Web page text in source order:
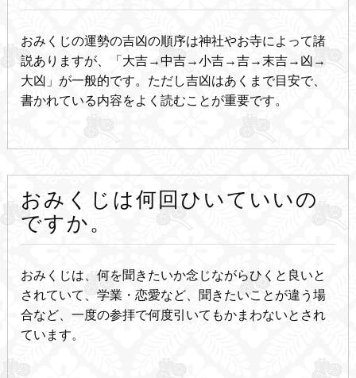
おみくじの運勢の吉凶の順序は神社やお寺によって諸
説ありますが、「大吉→中吉→小吉→吉→末吉→凶→
大凶」が一般的です。ただし吉凶はあくまで目安で、
書かれている内容をよく読むことが重要です。
おみくじは何回ひいていいの
ですか。
おみくじは、何を聞きたいか念じながらひくと良いと
されていて、学業・恋愛など、聞きたいことが違う場
合など、一度の参拝で何度引いてもかまわないとされ
ています。